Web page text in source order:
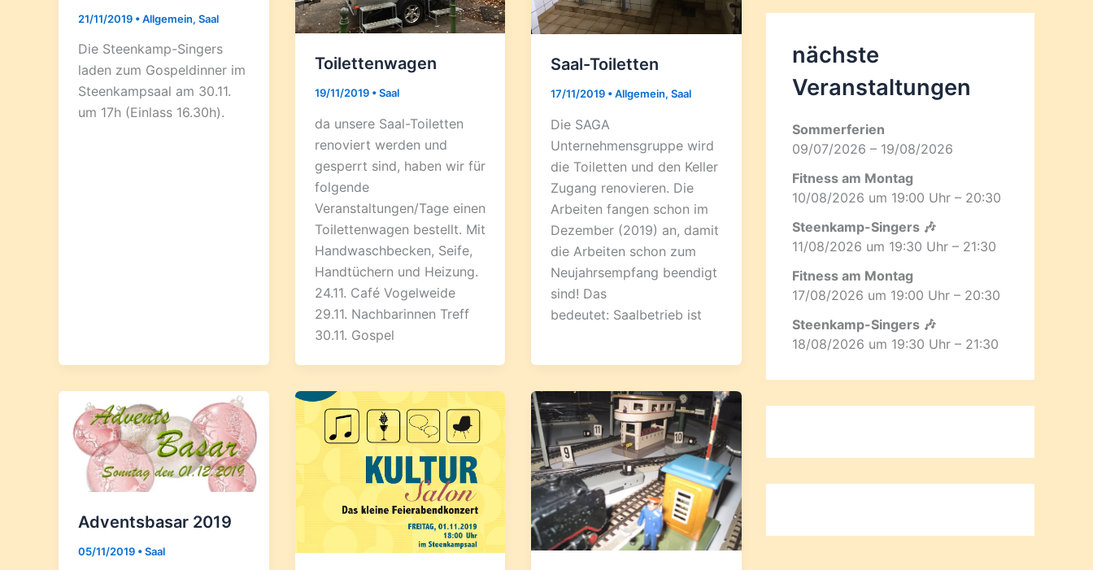
21/11/2019 •Allgemein, Saal
Die Steenkamp-Singers
laden zum Gospeldinner im
Steenkampsaal am 30.11.
um 17h (Einlass 16.30h).
Toilettenwagen
19/11/2019 •Saal
da unsere Saal-Toiletten
renoviert werden und
gesperrt sind, haben wir für
folgende
Veranstaltungen/Tage einen
Toilettenwagen bestellt. Mit
Handwaschbecken, Seife,
Handtüchern und Heizung.
24.11. Café Vogelweide
29.11. Nachbarinnen Treff
30.11. Gospel
Saal-Toiletten
17/11/2019 •Allgemein,Saal
Die SAGA
Unternehmensgruppe wird
die Toiletten und den Keller
Zugang renovieren. Die
Arbeiten fangen schon im
Dezember (2019) an, damit
die Arbeiten schon zum
Neujahrsempfang beendigt
sind! Das
bedeutet: Saalbetrieb ist
Adventsbasar 2019
05/11/2019 •Saal
nächste
Veranstaltungen
Sommerferien
09/07/2026 – 19/08/2026
Fitness am Montag
10/08/2026 um 19:00 Uhr – 20:30
Steenkamp-Singers 🎶
11/08/2026 um 19:30 Uhr – 21:30
Fitness am Montag
17/08/2026 um 19:00 Uhr – 20:30
Steenkamp-Singers 🎶
18/08/2026 um 19:30 Uhr – 21:30